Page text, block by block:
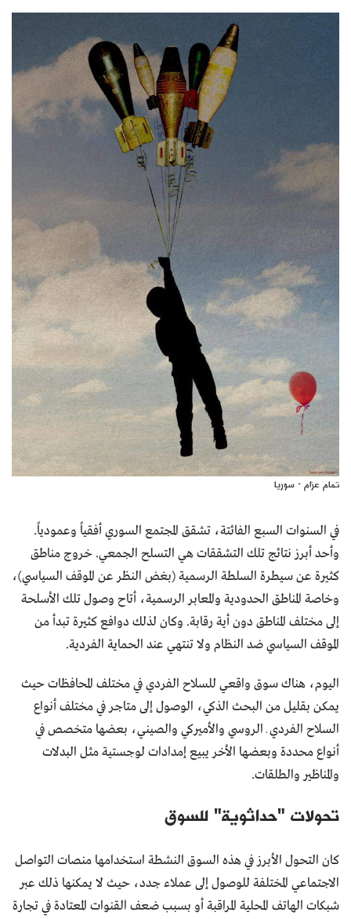
تمام عزام - سوريا
في السنوات السبع الفائتة، تشقق المجتمع السوري أفقياً وعمودياً.
وأحد أبرز نتائج تلك التشققات هي التسلح الجمعي. خروج مناطق
كثيرة عن سيطرة السلطة الرسمية (بغض النظر عن الموقف السياسي)،
وخاصة المناطق الحدودية والمعابر الرسمية، أتاح وصول تلك الأسلحة
إلى مختلف المناطق دون أية رقابة. وكان لذلك دوافع كثيرة تبدأ من
الموقف السياسي ضد النظام ولا تنتهي عند الحماية الفردية.
اليوم، هناك سوق واقعي للسلاح الفردي في مختلف المحافظات حيث
يمكن بقليل من البحث الذكي، الوصول إلى متاجر في مختلف أنواع
السلاح الفردي ـ الروسي والأميركي والصيني، بعضها متخصص في
أنواع محددة وبعضها الأخر يبيع إمدادات لوجستية مثل البدلات
والمناظير والطلقات.
تحولات "حداثوية" للسوق
كان التحول الأبرز في هذه السوق النشطة استخدامها منصات التواصل
الاجتماعي المختلفة للوصول إلى عملاء جدد، حيث لا يمكنها ذلك عبر
شبكات الهاتف المحلية المراقبة أو بسبب ضعف القنوات المعتادة في تجارة